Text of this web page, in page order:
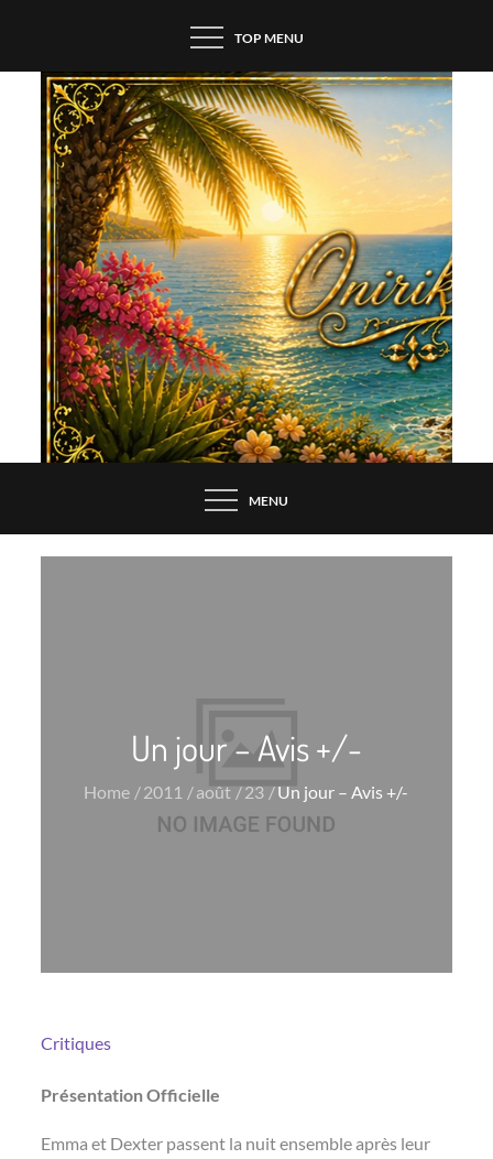
content
TOP MENU
MENU
Un jour – Avis +/-
Home 2011 août 23 Un jour – Avis +/-
Critiques
Présentation Officielle
Emma et Dexter passent la nuit ensemble après leur